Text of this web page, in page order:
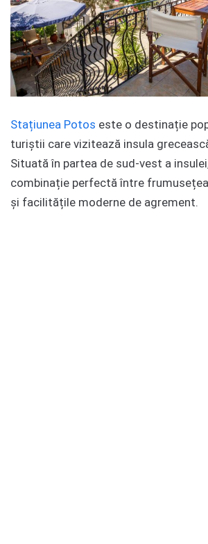
Stațiunea Potos este o destinație
turiștii care vizitează insula
Situată în partea de sud-vest a
combinație perfectă între
și facilitățile moderne de agrement.